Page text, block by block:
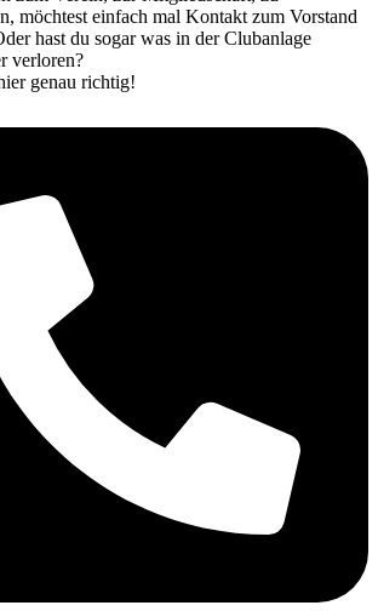
möchtest einfach mal Kontakt zum Vorstand
hast du sogar was in der Clubanlage
verloren?
genau richtig!